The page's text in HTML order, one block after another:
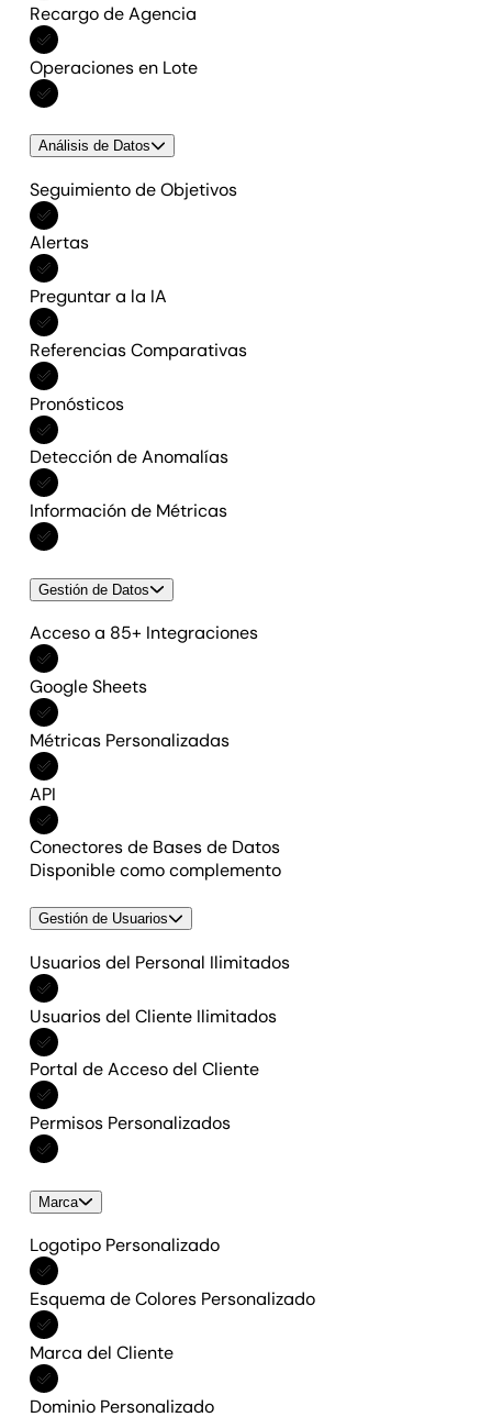
Recargo de Agencia
Incluido en Todas las funciones
Operaciones en Lote
Incluido en Todas las funciones
Análisis de Datos
Seguimiento de Objetivos
Incluido en Todas las funciones
Alertas
Incluido en Todas las funciones
Preguntar a la IA
Incluido en Todas las funciones
Referencias Comparativas
Incluido en Todas las funciones
Pronósticos
Incluido en Todas las funciones
Detección de Anomalías
Incluido en Todas las funciones
Información de Métricas
Incluido en Todas las funciones
Gestión de Datos
Acceso a 85+ Integraciones
Incluido en Todas las funciones
Google Sheets
Incluido en Todas las funciones
Métricas Personalizadas
Incluido en Todas las funciones
API
Incluido en Todas las funciones
Conectores de Bases de Datos
Disponible como complemento
Gestión de Usuarios
Usuarios del Personal Ilimitados
Incluido en Todas las funciones
Usuarios del Cliente Ilimitados
Incluido en Todas las funciones
Portal de Acceso del Cliente
Incluido en Todas las funciones
Permisos Personalizados
Incluido en Todas las funciones
Marca
Logotipo Personalizado
Incluido en Todas las funciones
Esquema de Colores Personalizado
Incluido en Todas las funciones
Marca del Cliente
Incluido en Todas las funciones
Dominio Personalizado